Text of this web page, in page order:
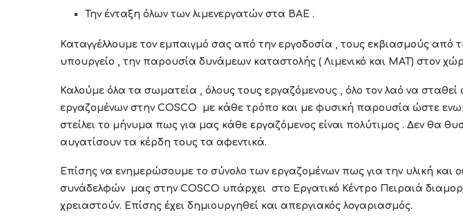
Την ένταξη όλων των λιμενεργατών στα ΒΑΕ .
Καταγγέλλουμε τον εμπαιγμό σας από την εργοδοσία , τους εκβιασμούς από
υπουργείο , την παρουσία δυνάμεων καταστολής ( Λιμενικό και ΜΑΤ) στον
Καλούμε όλα τα σωματεία , όλους τους εργαζόμενους , όλο τον λαό να
εργαζομένων στην COSCO
με κάθε τρόπο και με φυσική παρουσία ώστε
στείλει το μήνυμα πως για μας κάθε εργαζόμενος είναι πολύτιμος . Δεν θα
αυγατίσουν τα κέρδη τους τα αφεντικά.
Επίσης να ενημερώσουμε το σύνολο των εργαζομένων πως για την υλική και
συνάδελφών μας στην COSCO υπάρχει στο Εργατικό Κέντρο Πειραιά
χρειαστούν. Επίσης έχει δημιουργηθεί και απεργιακός λογαριασμός.